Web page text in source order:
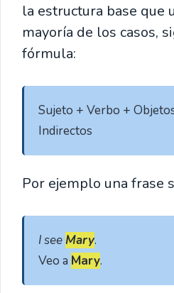
la estructura base que
mayoría de los casos,
fórmula:
Sujeto + Verbo +
Indirectos
Por ejemplo una frase
I see Mary.
Veo a Mary.